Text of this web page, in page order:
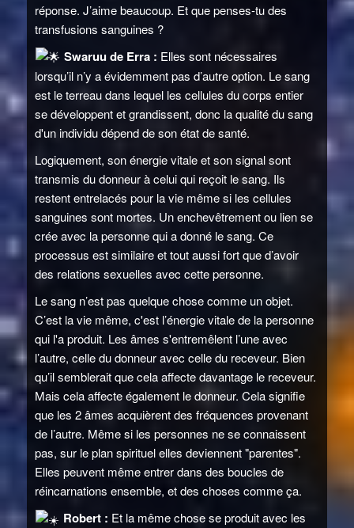
réponse. J’aime beaucoup. Et que penses-tu des
transfusions sanguines ?
Swaruu de Erra : Elles sont nécessaires
lorsqu’il n’y a évidemment pas d’autre option. Le sang
est le terreau dans lequel les cellules du corps entier
se développent et grandissent, donc la qualité du sang
d'un individu dépend de son état de santé.
Logiquement, son énergie vitale et son signal sont
transmis du donneur à celui qui reçoit le sang. Ils
restent entrelacés pour la vie même si les cellules
sanguines sont mortes. Un enchevêtrement ou lien se
crée avec la personne qui a donné le sang. Ce
processus est similaire et tout aussi fort que d’avoir
des relations sexuelles avec cette personne.
Le sang n’est pas quelque chose comme un objet.
C’est la vie même, c'est l’énergie vitale de la personne
qui l'a produit. Les âmes s'entremêlent l’une avec
l’autre, celle du donneur avec celle du receveur. Bien
qu’il semblerait que cela affecte davantage le receveur.
Mais cela affecte également le donneur. Cela signifie
que les 2 âmes acquièrent des fréquences provenant
de l’autre. Même si les personnes ne se connaissent
pas, sur le plan spirituel elles deviennent "parentes".
Elles peuvent même entrer dans des boucles de
réincarnations ensemble, et des choses comme ça.
Robert : Et la même chose se produit avec les